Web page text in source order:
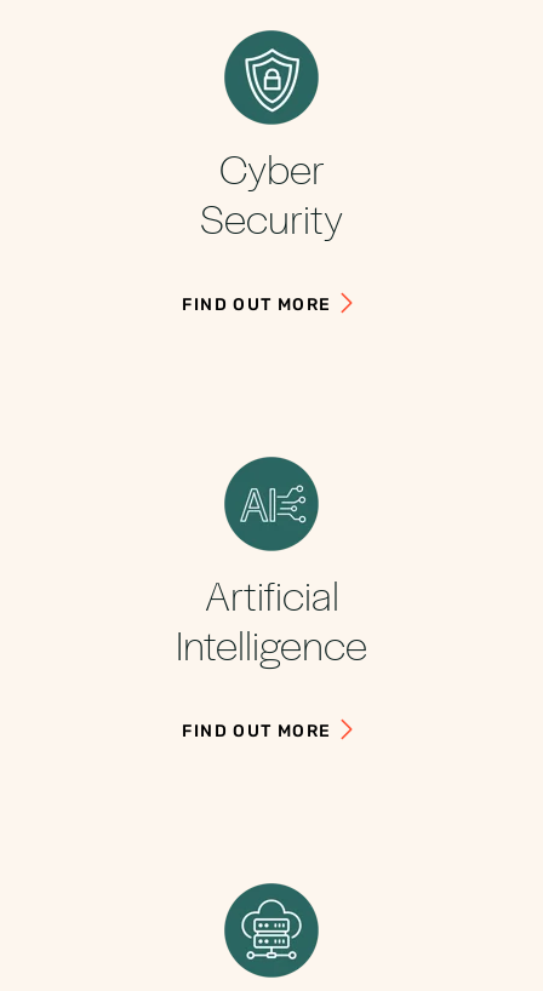
Cyber
Security
FIND OUT MORE
Artificial
Intelligence
FIND OUT MORE